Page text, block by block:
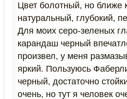
Цвет болотный, но ближе
натуральный, глубокий,
Для моих серо-зеленых
карандаш черный
произвел, у меня
яркий. Пользуюсь
черный, достаточно
очень, но тут я человек